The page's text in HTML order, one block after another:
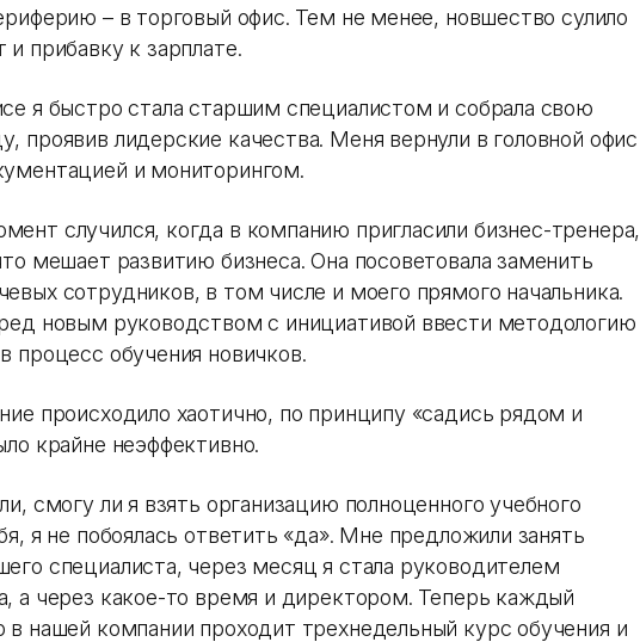
– в торговый офис. Тем не менее, новшество сулило
и прибавку к зарплате.
я быстро стала старшим специалистом и собрала свою
проявив лидерские качества. Меня вернули в головной офис
и мониторингом.
случился, когда в компанию пригласили бизнес-тренера,
мешает развитию бизнеса. Она посоветовала заменить
сотрудников, в том числе и моего прямого начальника.
новым руководством с инициативой ввести методологию
процесс обучения новичков.
происходило хаотично, по принципу «садись рядом и
крайне неэффективно.
смогу ли я взять организацию полноценного учебного
я не побоялась ответить «да». Мне предложили занять
специалиста, через месяц я стала руководителем
а через какое-то время и директором. Теперь каждый
в нашей компании проходит трехнедельный курс обучения и